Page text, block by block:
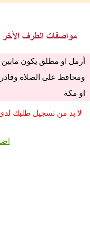
ومحافظ على الصلاة
او مكة
لا بد من تسجيل طلبك